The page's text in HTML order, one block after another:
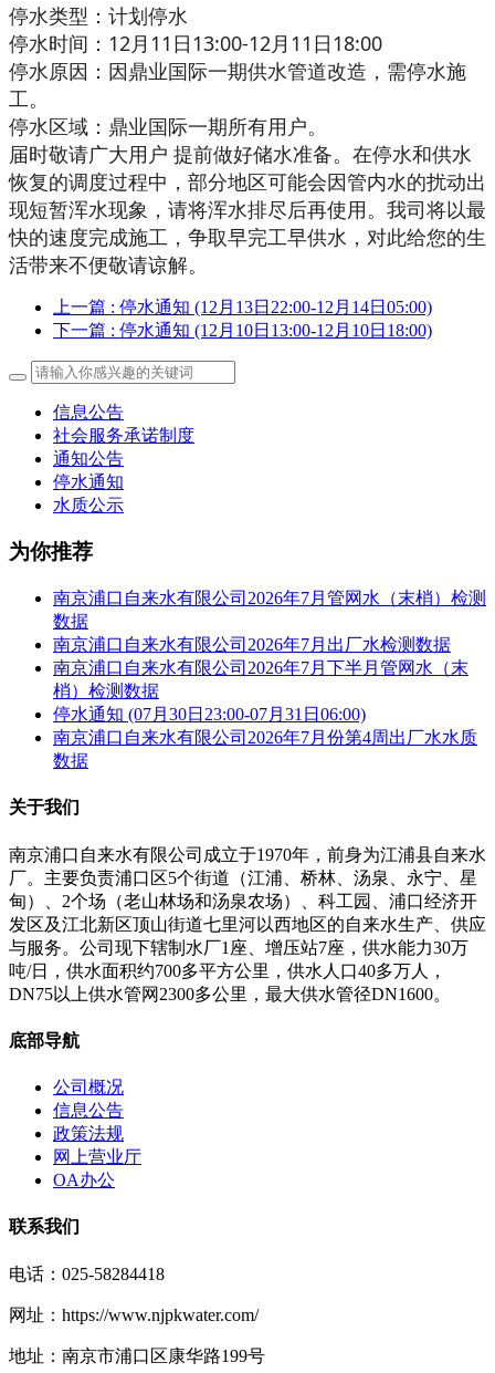
停水类型：计划停水
停水时间：12月11日13:00-12月11日18:00
停水原因：因鼎业国际一期供水管道改造，需停水施
工。
停水区域：鼎业国际一期所有用户。
届时敬请广大用户 提前做好储水准备。在停水和供水
恢复的调度过程中，部分地区可能会因管内水的扰动出
现短暂浑水现象，请将浑水排尽后再使用。我司将以最
快的速度完成施工，争取早完工早供水，对此给您的生
活带来不便敬请谅解。
上一篇 : 停水通知 (12月13日22:00-12月14日05:00)
下一篇 : 停水通知 (12月10日13:00-12月10日18:00)
信息公告
社会服务承诺制度
通知公告
停水通知
水质公示
为你推荐
南京浦口自来水有限公司2026年7月管网水（末梢）检测
数据
南京浦口自来水有限公司2026年7月出厂水检测数据
南京浦口自来水有限公司2026年7月下半月管网水（末
梢）检测数据
停水通知 (07月30日23:00-07月31日06:00)
南京浦口自来水有限公司2026年7月份第4周出厂水水质
数据
关于我们
南京浦口自来水有限公司成立于1970年，前身为江浦县自来水
厂。主要负责浦口区5个街道（江浦、桥林、汤泉、永宁、星
甸）、2个场（老山林场和汤泉农场）、科工园、浦口经济开
发区及江北新区顶山街道七里河以西地区的自来水生产、供应
与服务。公司现下辖制水厂1座、增压站7座，供水能力30万
吨/日，供水面积约700多平方公里，供水人口40多万人，
DN75以上供水管网2300多公里，最大供水管径DN1600。
底部导航
公司概况
信息公告
政策法规
网上营业厅
OA办公
联系我们
电话：025-58284418
网址：https://www.njpkwater.com/
地址：南京市浦口区康华路199号